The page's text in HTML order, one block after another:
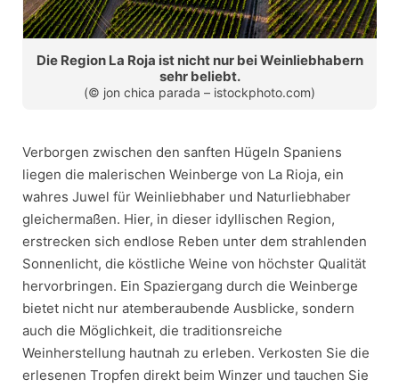
Die Region La Roja ist nicht nur bei Weinliebhabern
sehr beliebt.
(© jon chica parada – istockphoto.com)
Verborgen zwischen den sanften Hügeln Spaniens
liegen die malerischen Weinberge von La Rioja, ein
wahres Juwel für Weinliebhaber und Naturliebhaber
gleichermaßen. Hier, in dieser idyllischen Region,
erstrecken sich endlose Reben unter dem strahlenden
Sonnenlicht, die köstliche Weine von höchster Qualität
hervorbringen. Ein Spaziergang durch die Weinberge
bietet nicht nur atemberaubende Ausblicke, sondern
auch die Möglichkeit, die traditionsreiche
Weinherstellung hautnah zu erleben. Verkosten Sie die
erlesenen Tropfen direkt beim Winzer und tauchen Sie